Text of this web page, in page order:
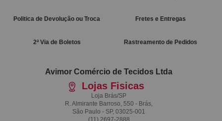
Politica de Devolução ou Troca Fretes e Entregas
2ª Via de Boletos Rastreamento de Pedidos
Avimor Comércio de Tecidos Ltda
Lojas Fisicas
Loja Brás/SP
R. Almirante Barroso, 550 - Brás,
São Paulo - SP, 03025-001
(11) 2697-2888